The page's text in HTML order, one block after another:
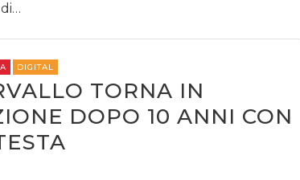
DIGITAL
TORNA IN
DOPO 10 ANNI CON